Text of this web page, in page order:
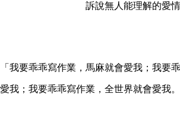
訴說無人能理解的愛情
「我要乖乖寫作業，馬麻就會愛我；我要
愛我；我要乖乖寫作業，全世界就會愛我。